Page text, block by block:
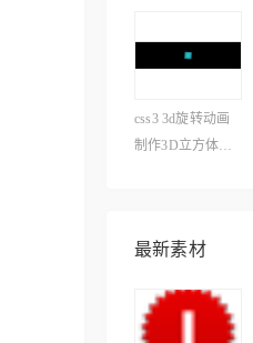
css3 3d旋转动画
制作3D立方体旋
最新素材